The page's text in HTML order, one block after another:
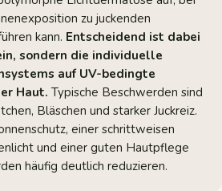
zu juckenden
kann. Entscheidend ist dabei
sondern die individuelle
auf UV-bedingte
Haut. Typische Beschwerden sind
Bläschen und starker Juckreiz.
einer schrittweisen
und einer guten Hautpflege
häufig deutlich reduzieren.